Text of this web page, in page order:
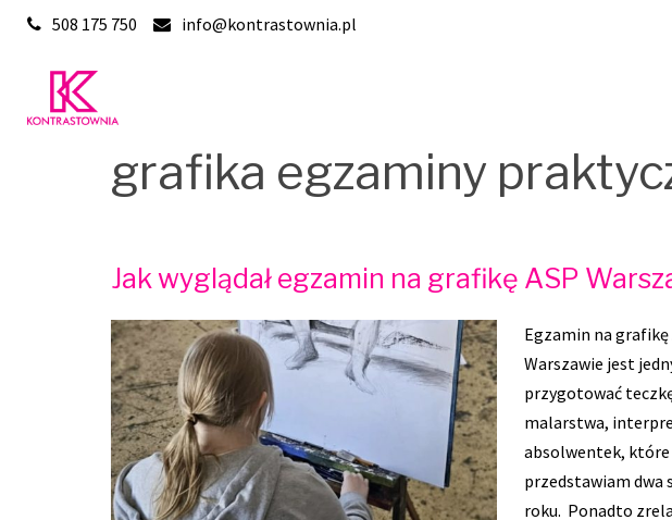
Skip
content
508 175 750 info@kontrastownia.pl
grafika egzaminy
Jak wyglądał egzamin na grafikę ASP
Egzamin na grafikę
Warszawie jest
przygotować
malarstwa,
absolwentek, które
przedstawiam dwa
roku. Ponadto